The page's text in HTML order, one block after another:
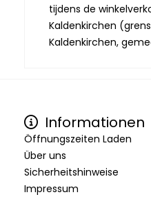
tijdens de
Kaldenkirchen
Kaldenkirchen,
Informationen
Öffnungszeiten Laden
Über uns
Sicherheitshinweise
Impressum